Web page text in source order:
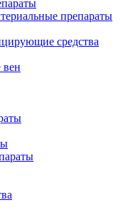
препараты
средства
вен